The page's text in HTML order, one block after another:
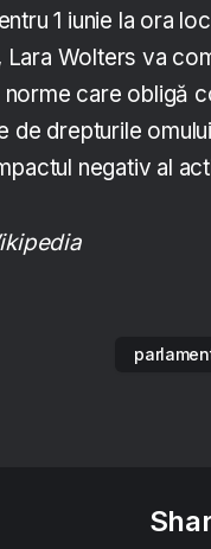
1 iunie la ora
Lara Wolters va
care obligă
de drepturile
negativ al